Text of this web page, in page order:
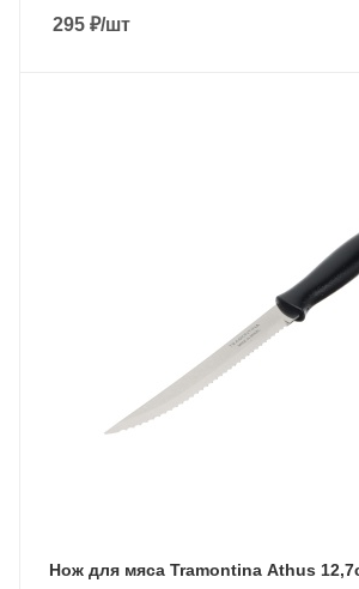
295 ₽/шт
Нож для мяса Tramontina Athus